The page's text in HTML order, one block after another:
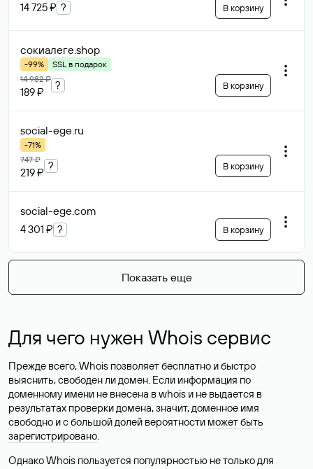
14 725 ₽ ? В корзину
сокиалеге.shop
-99%
SSL в подарок
14 982 ₽
189 ₽
? В корзину
social-ege.ru
-71%
747 ₽
219 ₽
? В корзину
social-ege.com
4 301 ₽ ? В корзину
Показать еще
Для чего нужен Whois сервис
Прежде всего, Whois позволяет бесплатно и быстро
выяснить, свободен ли домен. Если информация по
доменному имени не внесена в whois и не выдается в
результатах проверки домена, значит, доменное имя
свободно и с большой долей вероятности может быть
зарегистрировано.
Однако Whois пользуется популярностью не только для